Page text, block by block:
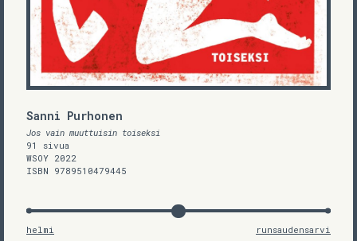
Sanni Purhonen
Jos vain muuttuisin toiseksi
91 sivua
WSOY 2022
ISBN 9789510479445
helmi runsaudensarvi